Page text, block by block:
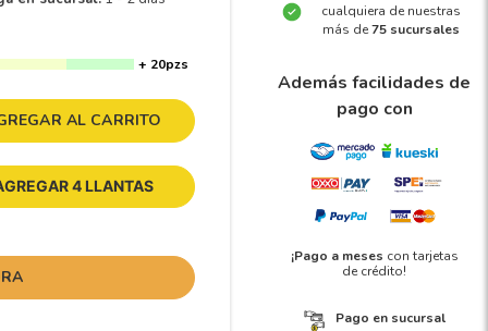
+ 20pzs
AL CARRITO
4 LLANTAS
cualquiera de nuestras
más de75 sucursales
Además facilidades de
pago con
¡Pago a meses con tarjetas
de crédito!
Pago en sucursal